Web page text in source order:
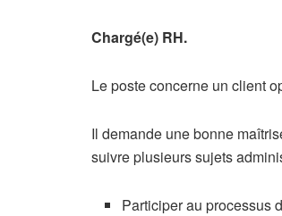
Chargé(e) RH.
Le poste concerne un client
Il demande une bonne
suivre plusieurs sujets
Participer au processus